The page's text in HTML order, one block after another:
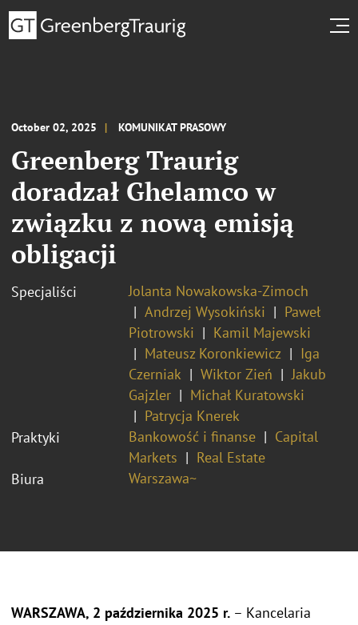
October 02, 2025 KOMUNIKAT PRASOWY
Greenberg Traurig
doradzał Ghelamco w
związku z nową emisją
obligacji
Specjaliści
Jolanta Nowakowska-Zimoch
Andrzej Wysokiński
Paweł
Piotrowski
Kamil Majewski
Mateusz Koronkiewicz
Iga
Czerniak
Wiktor Zień
Jakub
Gajzler
Michał Kuratowski
Patrycja Knerek
Praktyki
Bankowość i finanse
Capital
Markets
Real Estate
Biura
Warszawa~
WARSZAWA, 2 października 2025 r. – Kancelaria